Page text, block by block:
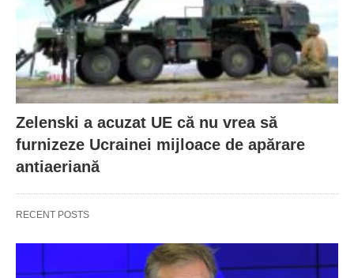
Zelenski a acuzat UE că nu vrea să
furnizeze Ucrainei mijloace de apărare
antiaeriană
RECENT POSTS